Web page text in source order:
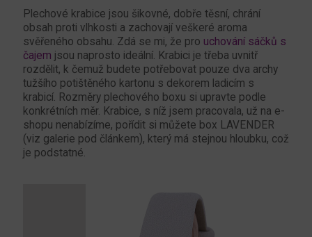
Plechové krabice jsou šikovné, dobře těsní, chrání
obsah proti vlhkosti a zachovají veškeré aroma
svěřeného obsahu. Zdá se mi, že pro uchování sáčků s
čajem jsou naprosto ideální. Krabici je třeba uvnitř
rozdělit, k čemuž budete potřebovat pouze dva archy
tužšího potištěného kartonu s dekorem ladicím s
krabicí. Rozměry plechového boxu si upravte podle
konkrétních měr. Krabice, s níž jsem pracovala, už na e-
shopu nenabízíme, pořídit si můžete box LAVENDER
(viz galerie pod článkem), který má stejnou hloubku, což
je podstatné.